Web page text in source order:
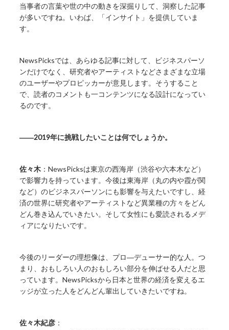
当事者の言葉や世の中の動きを深掘りして、洞察した記事
が多いですね。いわば、「インサイト」を提供していま
す。
NewsPicksでは、あらゆる記事に対して、ビジネスパーソ
ンだけでなく、研究者やアーティストなどさまざまな立場
のユーザーやプロピッカーが意見します。そうすること
で、読者のコメントも一コンテンツになる設計になってい
るのです。
――2019年に挑戦したいことは何でしょうか。
佐々木 ：NewsPicksは東京の西海岸（渋谷や六本木など）
で影響力を持っています。今後は東海岸（丸の内や霞が関
など）のビジネスパーソンにも影響を与えたいですし、経
済の世界に研究者やアーティストなど異業種の方々をどん
どん巻き込んでいきたい。そして女性にも愛読されるメデ
ィアになりたいです。
今後のリーダーの理想像は、プロ―デューサー的な人。つ
まり、おもしろい人のおもしろい部分を伸ばせる人だと思
っています。NewsPicksから日本と世界の経済を変えるエ
ッジが立った人をどんどん輩出していきたいですね。
佐々木紀彦 ：